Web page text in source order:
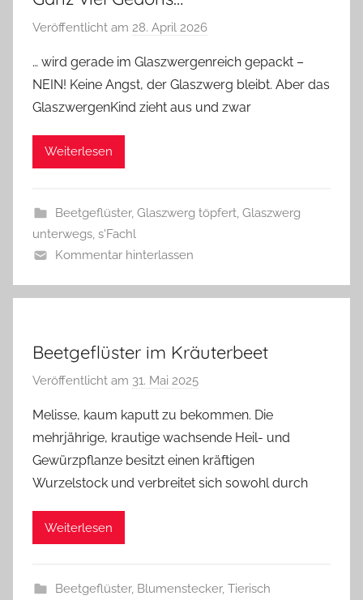
Veröffentlicht am 28. April 2026
n
G
l
e
… wird gerade im Glaszwergenreich gepackt –
NEIN! Keine Angst, der Glaszwerg bleibt. Aber das
GlaszwergenKind zieht aus und zwar
Weiterlesen
Beetgeflüster, Glaszwerg töpfert, Glaszwerg
unterwegs, s'Fachl
Kommentar hinterlassen
Beetgeflüster im Kräuterbeet
Veröffentlicht am 31. Mai 2025
n
G
l
a
r
Melisse, kaum kaputt zu bekommen. Die
mehrjährige, krautige wachsende Heil- und
Gewürzpflanze besitzt einen kräftigen
Wurzelstock und verbreitet sich sowohl durch
Weiterlesen
Beetgeflüster, Blumenstecker, Tierisch